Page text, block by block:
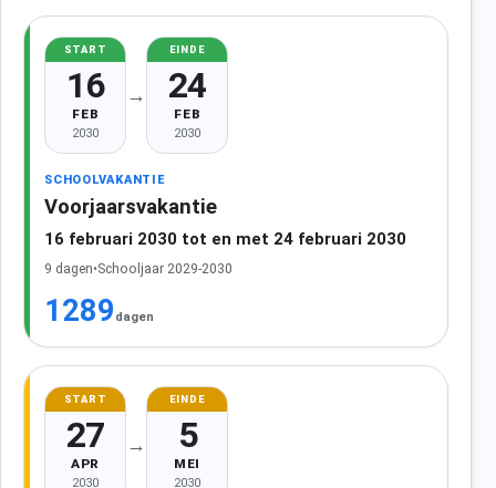
START
16
FEB
2030
→
EINDE
24
FEB
2030
SCHOOLVAKANTIE
Voorjaarsvakantie
16 februari 2030 tot en met 24 februari 2030
9 dagen•Schooljaar 2029-2030
1289 dagen
START
27
APR
2030
→
EINDE
5
MEI
2030